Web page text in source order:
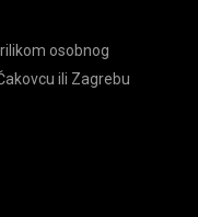
osobnog
ili Zagrebu